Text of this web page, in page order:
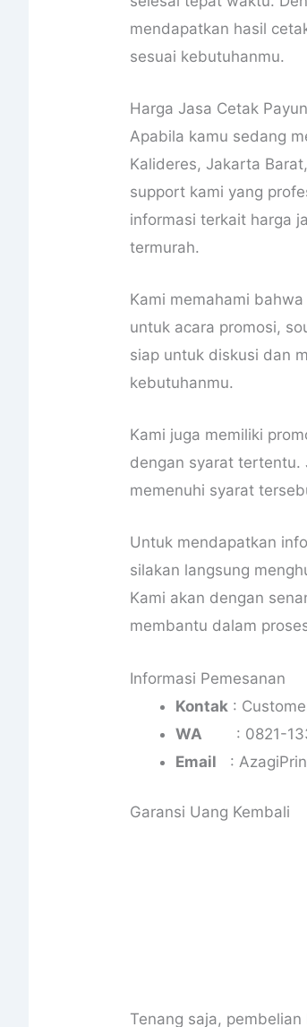
mendapatkan hasil
sesuai kebutuhanmu.
Harga Jasa Cetak
Apabila kamu sedang
Kalideres, Jakarta
support kami yang
informasi terkait harga
termurah.
Kami memahami
untuk acara promosi,
siap untuk diskusi dan
kebutuhanmu.
Kami juga memiliki
dengan syarat tertentu.
memenuhi syarat
Untuk mendapatkan
silakan langsung
Kami akan dengan
membantu dalam
Informasi Pemesanan
Kontak :
WA
: 0821-
Email :
Garansi Uang Kembali
Tenang saja,